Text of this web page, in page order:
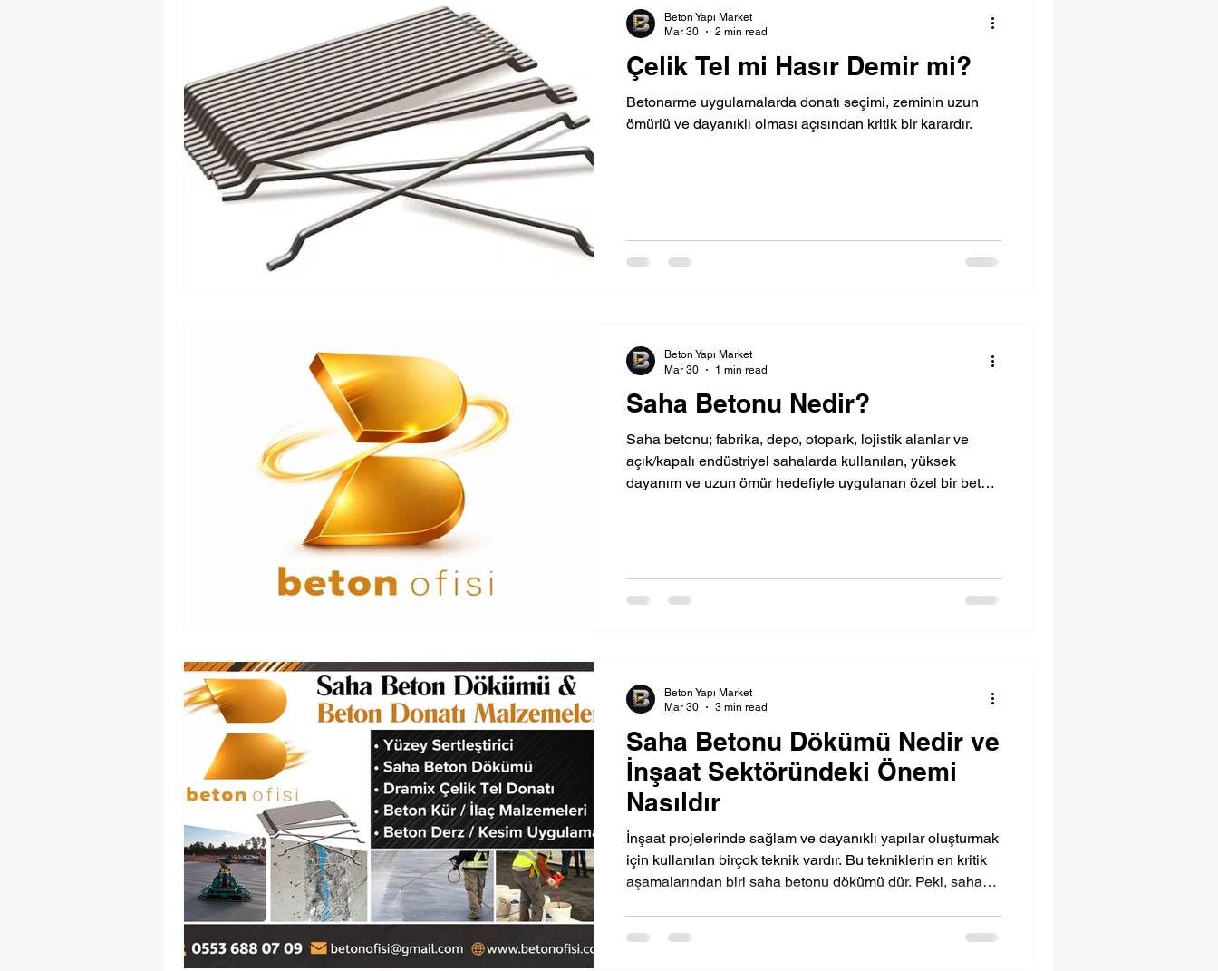
Çelik Tel mi Hasır Demir mi?
Betonarme uygulamalarda donatı seçimi, zeminin uzun
ömürlü ve dayanıklı olması açısından kritik bir karardır.
Beton Yapı Market
Mar 30
2 min read
Saha Betonu Nedir?
Saha betonu; fabrika, depo, otopark, lojistik alanlar ve
açık/kapalı endüstriyel sahalarda kullanılan, yüksek
dayanım ve uzun ömür hedefiyle uygulanan özel bir beton
Beton Yapı Market
Mar 30
1 min read
Saha Betonu Dökümü Nedir ve
İnşaat Sektöründeki Önemi
Nasıldır
İnşaat projelerinde sağlam ve dayanıklı yapılar oluşturmak
için kullanılan birçok teknik vardır. Bu tekniklerin en kritik
aşamalarından biri saha betonu dökümü dür. Peki, saha
dökümünün ne olduğunu, nasıl yapıldığını ve inşaat
Beton Yapı Market
Mar 30
3 min read